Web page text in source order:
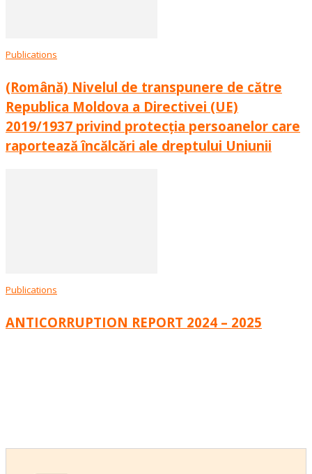
Publications
(Română) Nivelul de transpunere de către
Republica Moldova a Directivei (UE)
2019/1937 privind protecția persoanelor care
raportează încălcări ale dreptului Uniunii
Publications
ANTICORRUPTION REPORT 2024 – 2025